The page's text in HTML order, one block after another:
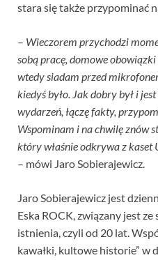
stara się także przypominać
– Wieczorem przychodzi
sobą pracę, domowe
wtedy siadam przed
kiedyś było. Jak dobry był i
wydarzeń, łączę fakty,
Wspominam i na chwilę znów
który właśnie odkrywa z
– mówi Jaro Sobierajewicz.
Jaro Sobierajewicz jest
Eska ROCK, związany jest
istnienia, czyli od 20 lat.
kawałki, kultowe historie” w